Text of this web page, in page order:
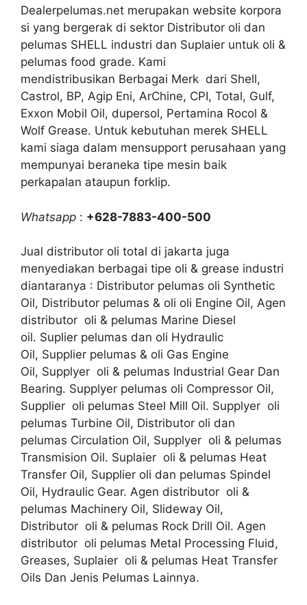
Dealerpelumas.net merupakan website korpora
si yang bergerak di sektor Distributor oli dan
pelumas SHELL industri dan Suplaier untuk oli &
pelumas food grade. Kami
mendistribusikan Berbagai Merk dari Shell,
Castrol, BP, Agip Eni, ArChine, CPI, Total, Gulf,
Exxon Mobil Oil, dupersol, Pertamina Rocol &
Wolf Grease. Untuk kebutuhan merek SHELL
kami siaga dalam mensupport perusahaan yang
mempunyai beraneka tipe mesin baik
perkapalan ataupun forklip.
Whatsapp : +628-7883-400-500
Jual distributor oli total di jakarta juga
menyediakan berbagai tipe oli & grease industri
diantaranya : Distributor pelumas oli Synthetic
Oil, Distributor pelumas & oli oli Engine Oil, Agen
distributor oli & pelumas Marine Diesel
oil. Suplier pelumas dan oli Hydraulic
Oil, Supplier pelumas & oli Gas Engine
Oil, Supplyer oli & pelumas Industrial Gear Dan
Bearing. Supplyer pelumas oli Compressor Oil,
Supplier oli pelumas Steel Mill Oil. Supplyer oli
pelumas Turbine Oil, Distributor oli dan
pelumas Circulation Oil, Supplyer oli & pelumas
Transmision Oil. Suplaier oli & pelumas Heat
Transfer Oil, Supplier oli dan pelumas Spindel
Oil, Hydraulic Gear. Agen distributor oli &
pelumas Machinery Oil, Slideway Oil,
Distributor oli & pelumas Rock Drill Oil. Agen
distributor oli pelumas Metal Processing Fluid,
Greases, Suplaier oli & pelumas Heat Transfer
Oils Dan Jenis Pelumas Lainnya.